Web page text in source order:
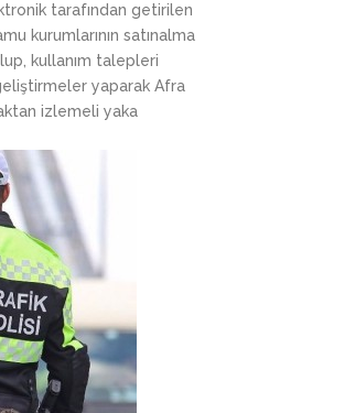
tarafından getirilen
kurumlarının satınalma
kullanım talepleri
yaparak Afra
izlemeli yaka